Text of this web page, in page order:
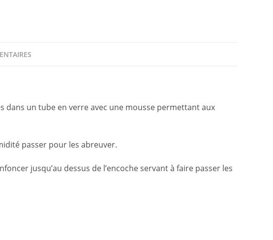
dans un tube en verre avec une mousse permettant aux
passer pour les abreuver.
jusqu’au dessus de l’encoche servant à faire passer les